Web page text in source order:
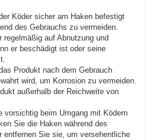
Köder sicher am Haken befestigt
des Gebrauchs zu vermeiden.
regelmäßig auf Abnutzung und
er beschädigt ist oder seine
Produkt nach dem Gebrauch
wird, um Korrosion zu vermeiden.
außerhalb der Reichweite von
vorsichtig beim Umgang mit Ködern
Sie die Haken während des
entfernen Sie sie, um versehentliche